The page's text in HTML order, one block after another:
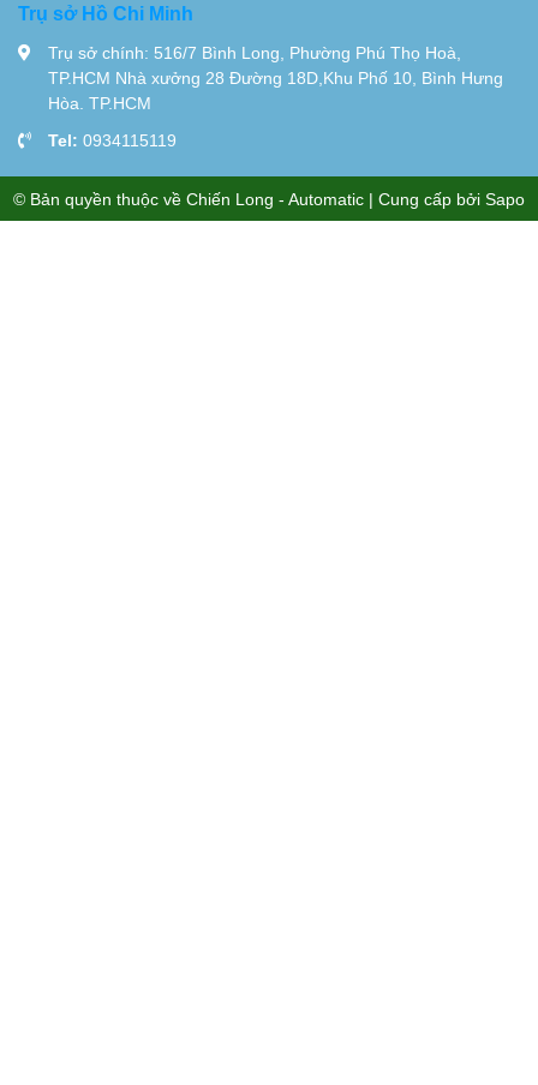
Trụ sở Hồ Chi Minh
Trụ sở chính: 516/7 Bình Long, Phường Phú Thọ Hoà,
TP.HCM Nhà xưởng 28 Đường 18D,Khu Phố 10, Bình Hưng
Hòa. TP.HCM
Tel: 0934115119
© Bản quyền thuộc về Chiến Long - Automatic | Cung cấp bởi Sapo